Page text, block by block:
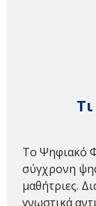
Το Ψηφιακό
σύγχρονη
μαθήτριες.
γνωστικά